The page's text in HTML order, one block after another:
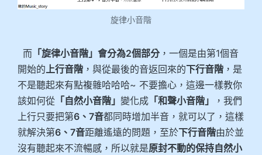
旋律小音階
而 「旋律小音階」會分為2個部分，一個是由第1個音
開始的上行音階 ，與從最後的音返回來的下行音階 ，是
不是聽起來有點複雜哈哈哈~ 不要擔心，這邊一樣教你
該如何從 「自然小音階」 變化成 「和聲小音階」
，我們
上行只要把第6、7音都同時增加半音，就可以了，這樣
就解決第6、7音距離遙遠的問題，至於下行音階由於並
沒有聽起來不流暢感，所以就是原封不動的保持自然小